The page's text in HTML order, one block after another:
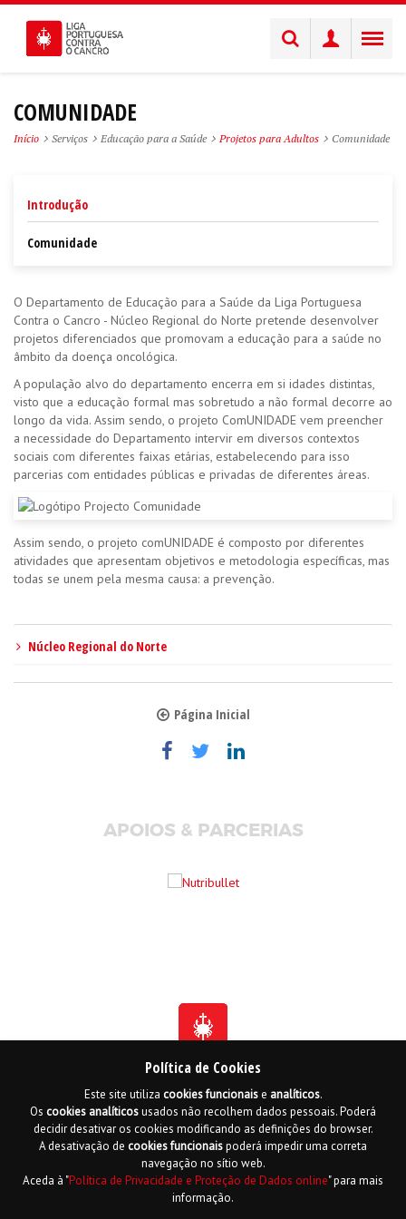
Política de Cookies
Este site utiliza cookiesfuncionaise analíticos.
Os cookies analíticosusados não recolhem dados pessoais. Poderá
decidir desativar os cookies modificando as definições do browser.
A desativação de cookiesfuncionaispoderá impedir uma correta
navegação no sítio web.
Aceda à "Política de Privacidade e Proteção de Dados online" para mais
informação.
COMUNIDADE
Início Serviços Educação para a Saúde Projetos para Adultos Comunidade
Introdução
Comunidade
O Departamento de Educação para a Saúde da Liga Portuguesa
Contra o Cancro - Núcleo Regional do Norte pretende desenvolver
projetos diferenciados que promovam a educação para a saúde no
âmbito da doença oncológica.
A população alvo do departamento encerra em si idades distintas,
visto que a educação formal mas sobretudo a não formal decorre ao
longo da vida. Assim sendo, o projeto ComUNIDADE vem preencher
a necessidade do Departamento intervir em diversos contextos
sociais com diferentes faixas etárias, estabelecendo para isso
parcerias com entidades públicas e privadas de diferentes áreas.
Assim sendo, o projeto comUNIDADE é composto por diferentes
atividades que apresentam objetivos e metodologia específicas, mas
todas se unem pela mesma causa: a prevenção.
Núcleo Regional do Norte
Página Inicial
APOIOS & PARCERIAS
Fundada em 1941
Membro Honorário da Ordem de Benemerência - 1966
Membro Honorário da Ordem de Cristo - 2006
Ordem do Infante D. Henrique - 2016
Livro de reclamações online
Política de Privacidade e Proteção de Dados
English